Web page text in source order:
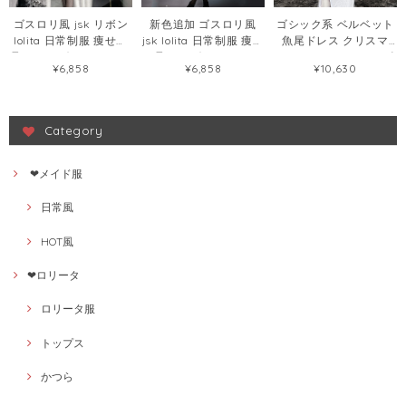
ゴスロリ風 jsk リボン
lolita 日常制服 痩せて
見える リボン ロリータ
ワンピース57268065
¥6,858
新色追加 ゴスロリ風
jsk lolita 日常制服 痩せ
て見える ボウタイ ロリ
ータワンピース
¥6,858
ゴシック系 ベルベット
魚尾ドレス クリスマ
ス・ハロウィン ワンピ
ース125659284
¥10,630
Category
❤メイド服
日常風
HOT風
❤ロリータ
ロリータ服
トップス
かつら